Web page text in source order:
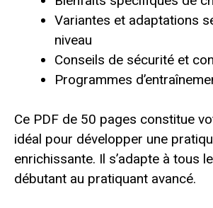
Variantes et adaptations
niveau
Conseils de sécurité et
Programmes
Ce PDF de 50 pages constitue
idéal pour développer une
enrichissante. Il s’adapte à tous
débutant au pratiquant avancé.